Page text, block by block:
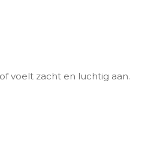
voelt zacht en luchtig aan.